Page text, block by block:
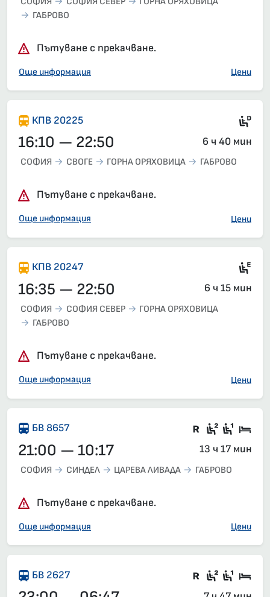
ГАБРОВО
Пътуване с прекачване.
Още информация Цени
КПВ 20225
16:10 — 22:50 6 ч 40 мин
СОФИЯ СВОГЕ ГОРНА ОРЯХОВИЦА ГАБРОВО
Пътуване с прекачване.
Още информация Цени
КПВ 20247
16:35 — 22:50 6 ч 15 мин
СОФИЯ СОФИЯ СЕВЕР
ГОРНА ОРЯХОВИЦА
ГАБРОВО
Пътуване с прекачване.
Още информация Цени
БВ 8657 Във влака
Седящи
21:00 — 10:17 13 ч 17 мин
СОФИЯ СИНДЕЛ ЦАРЕВА ЛИВАДА ГАБРОВО
Пътуване с прекачване.
Още информация Цени
БВ 2627 Влак със
Седящи